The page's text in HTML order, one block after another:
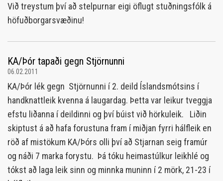
Við treystum því að stelpurnar eigi öflugt stuðningsfólk á
höfuðborgarsvæðinu!
KA/Þór tapaði gegn Stjörnunni
06.02.2011
KA/Þór lék gegn Stjörnunni í 2. deild Íslandsmótsins í
handknattleik kvenna á laugardag. Þetta var leikur tveggja
efstu liðanna í deildinni og því búist við hörkuleik. Liðin
skiptust á að hafa forustuna fram í miðjan fyrri hálfleik en
röð af mistökum KA/Þórs olli því að Stjarnan seig framúr
og náði 7 marka forystu. Þá tóku heimastúlkur leikhlé og
tókst að laga leik sinn og minnka muninn í 2 mörk, 21-23 í